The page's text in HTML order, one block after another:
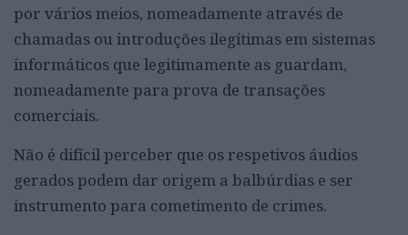
por vários meios, nomeadamente através de
chamadas ou introduções ilegítimas em sistemas
informáticos que legitimamente as guardam,
nomeadamente para prova de transações
comerciais.
Não é difícil perceber que os respetivos áudios
gerados podem dar origem a balbúrdias e ser
instrumento para cometimento de crimes.